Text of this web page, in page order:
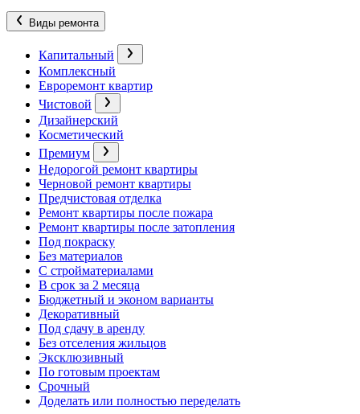
Виды ремонта
Капитальный
Комплексный
Евроремонт квартир
Чистовой
Дизайнерский
Косметический
Премиум
Недорогой ремонт квартиры
Черновой ремонт квартиры
Предчистовая отделка
Ремонт квартиры после пожара
Ремонт квартиры после затопления
Под покраску
Без материалов
С стройматериалами
В срок за 2 месяца
Бюджетный и эконом варианты
Декоративный
Под сдачу в аренду
Без отселения жильцов
Эксклюзивный
По готовым проектам
Срочный
Доделать или полностью переделать